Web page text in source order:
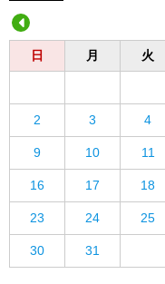
日 月 火
2 3 4
9 10 11
16 17 18
23 24 25
30 31